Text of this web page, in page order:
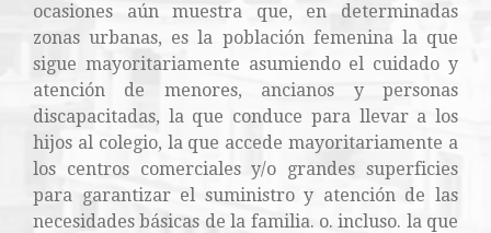
ocasiones aún muestra que, en determinadas
zonas urbanas, es la población femenina la que
sigue mayoritariamente asumiendo el cuidado y
atención de menores, ancianos y personas
discapacitadas, la que conduce para llevar a los
hijos al colegio, la que accede mayoritariamente a
los centros comerciales y/o grandes superficies
para garantizar el suministro y atención de las
necesidades básicas de la familia. o. incluso. la que